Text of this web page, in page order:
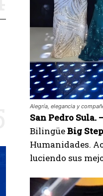
Alegría, elegancia y
San Pedro Sula.
BilingüeBig Step
Humanidades.
luciendo sus